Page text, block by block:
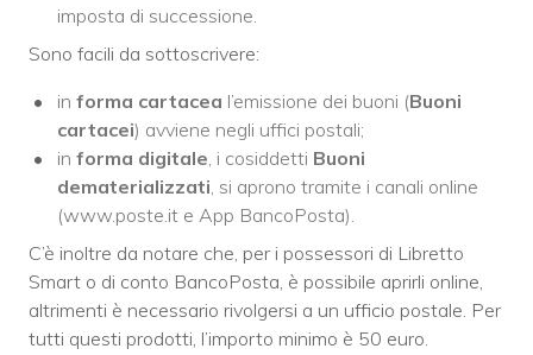
imposta di successione.
Sono facili da sottoscrivere:
in forma cartacea l’emissione dei buoni (Buoni
cartacei) avviene negli uffici postali;
in forma digitale , i cosiddetti Buoni
dematerializzati , si aprono tramite i canali online
(www.poste.it e App BancoPosta).
C’è inoltre da notare che, per i possessori di Libretto
Smart o di conto BancoPosta, è possibile aprirli online,
altrimenti è necessario rivolgersi a un ufficio postale. Per
tutti questi prodotti, l’importo minimo è 50 euro.